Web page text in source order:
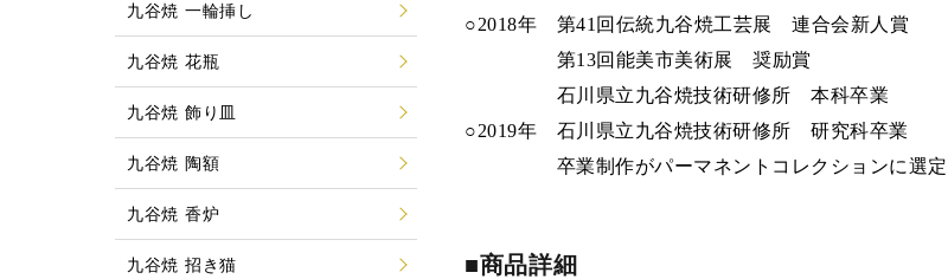
○2018年 第41回伝統九谷焼工芸展 連合会新人賞
第13回能美市美術展 奨励賞
石川県立九谷焼技術研修所 本科卒業
○2019年 石川県立九谷焼技術研修所 研究科卒業
卒業制作がパーマネントコレクションに選定
■商品詳細
九谷焼 一輪挿し
九谷焼 花瓶
九谷焼 飾り皿
九谷焼 陶額
九谷焼 香炉
九谷焼 招き猫